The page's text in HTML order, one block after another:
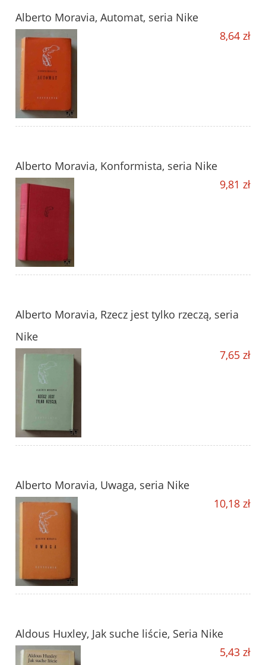
Alberto Moravia, Automat, seria Nike
8,64 zł
Alberto Moravia, Konformista, seria Nike
9,81 zł
Alberto Moravia, Rzecz jest tylko rzeczą, seria
Nike
7,65 zł
Alberto Moravia, Uwaga, seria Nike
10,18 zł
Aldous Huxley, Jak suche liście, Seria Nike
5,43 zł